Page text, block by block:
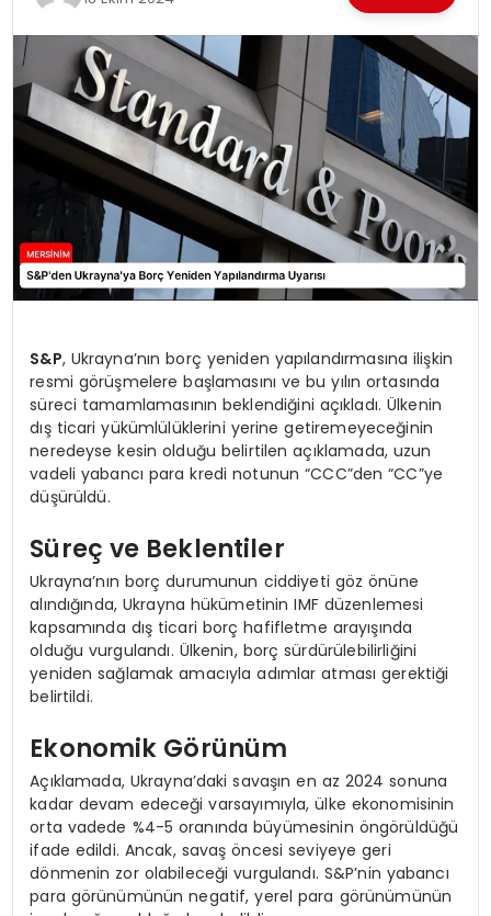
S&P, Ukrayna’nın borç yeniden yapılandırmasına ilişkin
resmi görüşmelere başlamasını ve bu yılın ortasında
süreci tamamlamasının beklendiğini açıkladı. Ülkenin
dış ticari yükümlülüklerini yerine getiremeyeceğinin
neredeyse kesin olduğu belirtilen açıklamada, uzun
vadeli yabancı para kredi notunun “CCC”den “CC”ye
düşürüldü.
Süreç ve Beklentiler
Ukrayna’nın borç durumunun ciddiyeti göz önüne
alındığında, Ukrayna hükümetinin IMF düzenlemesi
kapsamında dış ticari borç hafifletme arayışında
olduğu vurgulandı. Ülkenin, borç sürdürülebilirliğini
yeniden sağlamak amacıyla adımlar atması gerektiği
belirtildi.
Ekonomik Görünüm
Açıklamada, Ukrayna’daki savaşın en az 2024 sonuna
kadar devam edeceği varsayımıyla, ülke ekonomisinin
orta vadede %4-5 oranında büyümesinin öngörüldüğü
ifade edildi. Ancak, savaş öncesi seviyeye geri
dönmenin zor olabileceği vurgulandı. S&P’nin yabancı
para görünümünün negatif, yerel para görünümünün